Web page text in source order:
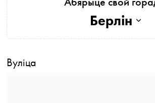
Берлін
Вуліца